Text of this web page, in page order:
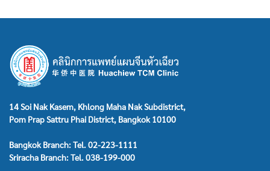
14 Soi Nak Kasem, Khlong Maha Nak Subdistrict,
Pom Prap Sattru Phai District, Bangkok 10100
Bangkok Branch: Tel. 02-223-1111
Sriracha Branch: Tel. 038-199-000